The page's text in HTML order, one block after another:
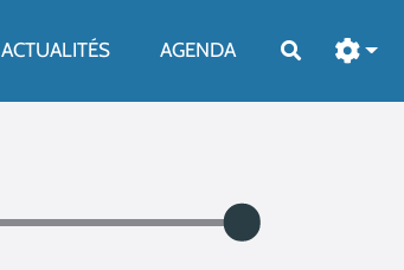
ACTUALITÉS AGENDA Rechercher